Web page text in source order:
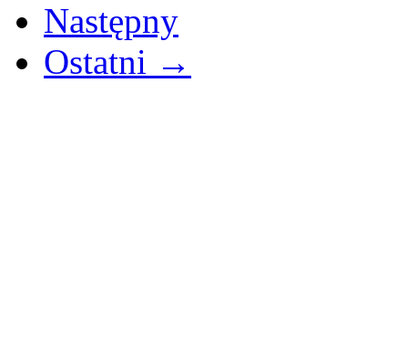
Następny
Ostatni →